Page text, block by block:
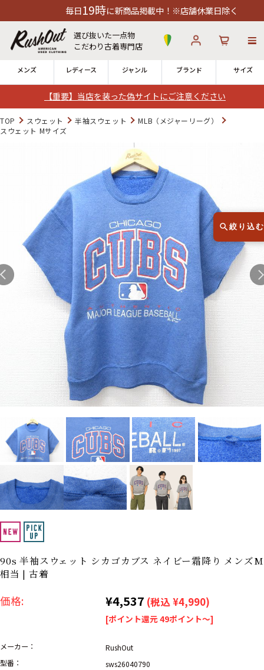
【重要】当店を装った偽サイトにご注意ください
に新商品掲載中！※店舗休業日除く
選び抜いた一点物
こだわり古着専門店
メンズ レディース ジャンル ブランド サイズ
ログイン
発送について 12時までのご注文で当日出荷！
※対応不可：日祝、長期休暇、セール
Search by Hotword今週のHOTワード（7/29〜8/4）
Tシャツ USA製 2 映画 3 ミリタリー 4 スターウォーズ
ラルフローレン 大きいサイズ アニメ 8
Search by Brandブランドから探す
ラルフ ローレン
ス
チャンピオン
パタゴニア
カーハート ディッキーズ
アディダス ナイキ
ア行 カ行 サ行
タ行
TOP スウェット 半袖スウェット
MLB（メジャーリーグ）
スウェット Mサイズ
90s 半袖スウェット シカゴカブス ネイビー霜降り メンズM
相当 | 古着
価格: ¥4,537 (税込 ¥4,990)
[ポイント還元 49ポイント～]
メーカー：
RushOut
型番：
sws26040790
絞り込む